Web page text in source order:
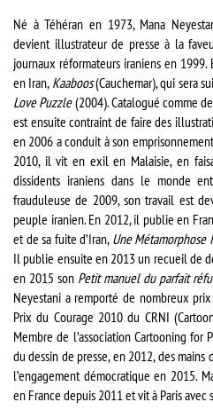
Né à Téhéran en 1973, Mana
devient illustrateur de presse à la
journaux réformateurs iraniens en
en Iran, Kaaboos(Cauchemar), qui sera
Love Puzzle(2004). Catalogué comme
est ensuite contraint de faire des
en 2006 a conduit à son
2010, il vit en exil en Malaisie, en
dissidents iraniens dans le monde
frauduleuse de 2009, son travail est
peuple iranien. En 2012, il publie en
et de sa fuite d’Iran, Une Métamorphose
Il publie ensuite en 2013 un recueil de
en 2015 son Petit manuel du parfait
Neyestani a remporté de nombreux
Prix du Courage 2010 du CRNI
Membre de l’association Cartooning
du dessin de presse, en 2012, des
l’engagement démocratique en 2015.
en France depuis 2011 et vit à Paris avec